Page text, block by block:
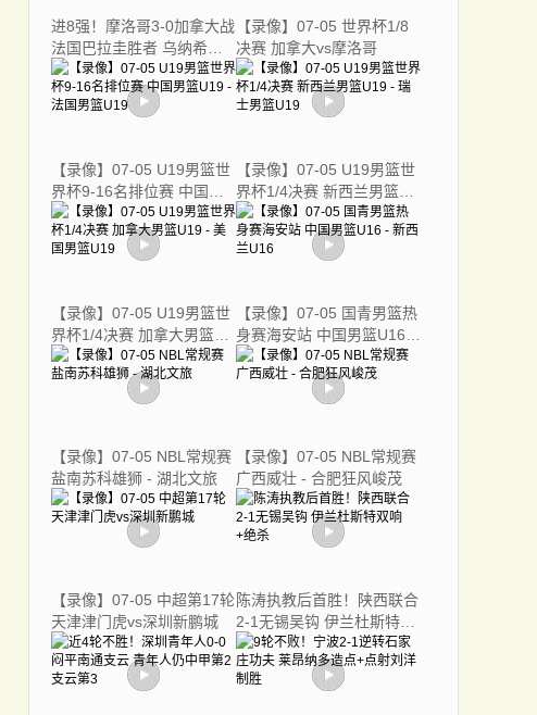
进8强！摩洛哥3-0加拿大战
法国巴拉圭胜者 乌纳希双
响迪亚斯两助
【录像】07-05 世界杯1/8
决赛 加拿大vs摩洛哥
【录像】07-05 U19男篮世
界杯9-16名排位赛 中国男
篮U19 - 法国男篮U19
【录像】07-05 U19男篮世
界杯1/4决赛 新西兰男篮
U19 - 瑞士男篮U19
【录像】07-05 U19男篮世
界杯1/4决赛 加拿大男篮
U19 - 美国男篮U19
【录像】07-05 国青男篮热
身赛海安站 中国男篮U16 -
新西兰U16
【录像】07-05 NBL常规赛
盐南苏科雄狮 - 湖北文旅
【录像】07-05 NBL常规赛
广西威壮 - 合肥狂风峻茂
【录像】07-05 中超第17轮
天津津门虎vs深圳新鹏城
陈涛执教后首胜！陕西联合
2-1无锡吴钩 伊兰杜斯特双
响+绝杀